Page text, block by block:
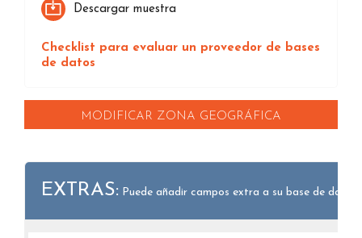
Descargar muestra
Checklist para evaluar un proveedor de bases
de datos
MODIFICAR ZONA GEOGRÁFICA
EXTRAS: Puede añadir campos extra a su base de datos.